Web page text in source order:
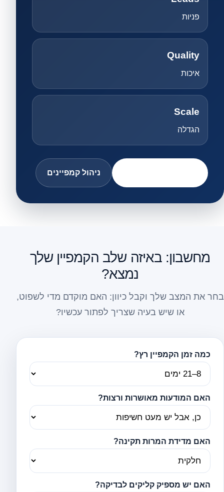
פניות
Quality
איכות
Scale
הגדלה
ניהול קמפיינים
מחשבון: באיזה שלב הקמפיין שלך
נמצא?
בחר את המצב שלך וקבל כיוון: האם מוקדם מדי לשפוט,
או שיש בעיה שצריך לפתור עכשיו?
כמה זמן הקמפיין רץ?
האם המודעות מאושרות ורצות?
האם מדידת המרות תקינה?
האם יש מספיק קליקים לבדיקה?